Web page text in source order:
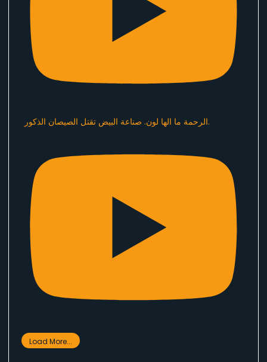
الرحمة ما الها لون. صناعة البيض تقتل الصيصان الذكور.
Load More...